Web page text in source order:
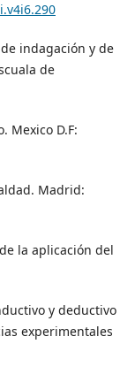
indagación y de
de
Mexico D.F:
Madrid:
la aplicación del
y deductivo
experimentales